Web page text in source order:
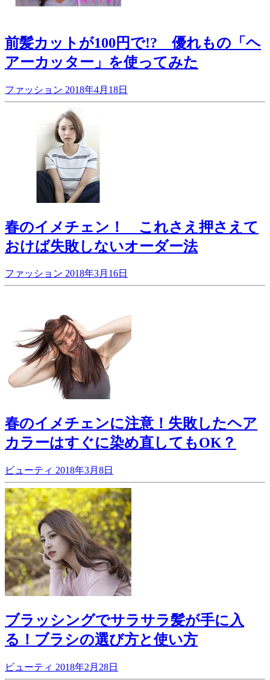
前髪カットが100円で!? 優れもの「ヘ
アーカッター」を使ってみた
ファッション 2018年4月18日
春のイメチェン！ これさえ押さえて
おけば失敗しないオーダー法
ファッション 2018年3月16日
春のイメチェンに注意！失敗したヘア
カラーはすぐに染め直してもOK？
ビューティ 2018年3月8日
ブラッシングでサラサラ髪が手に入
る！ブラシの選び方と使い方
ビューティ 2018年2月28日